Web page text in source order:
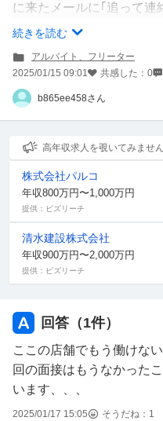
に来たメールに｢追って連
ルが来ていないか今日ま
ッセージが来ていました。
この店舗は録画の一次面
送られてきていました。
ですがその有効期限が1/5
先に飛べなくなっていまし
失礼なことをしてしまっ
この店舗では働けません
一応謝罪ともう一度リン
セージにて送信しました。
続きを読む
アルバイト、フリーター
2025/01/15 09:01
共感した： 0
b865ee458さん
高年収求人を覗いてみませ
株式会社パルコ
年収800万円〜1,000万円
提供：ビズリーチ
清水建設株式会社
年収900万円〜2,000万円
提供：ビズリーチ
回答（1件）
ここの店舗でもう働けな
回の面接はもうなかった
います、、、
2025/01/17 15:05 そうだね： 1